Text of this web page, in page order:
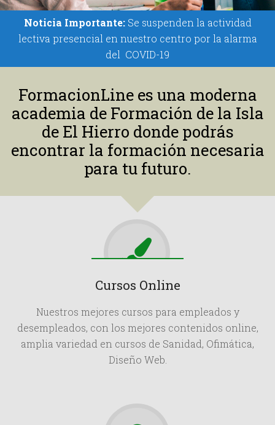
Noticia Importante:Se suspenden la actividad
lectiva presencial en nuestro centro por la alarma
del COVID-19
FormacionLine es una moderna
academia de Formación de la Isla
de El Hierro donde podrás
encontrar la formación necesaria
para tu futuro.
Cursos Online
Nuestros mejores cursos para empleados y
desempleados, con los mejores contenidos online,
amplia variedad en cursos de Sanidad, Ofimática,
Diseño Web.